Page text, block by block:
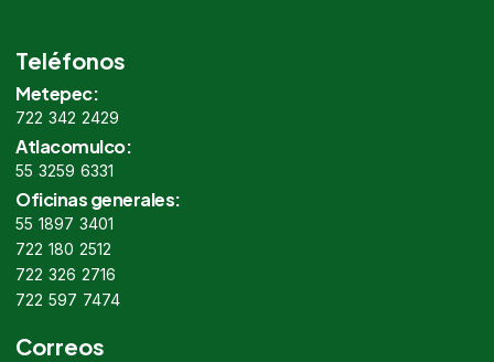
Teléfonos
Metepec:
722 342 2429
Atlacomulco:
55 3259 6331
Oficinas generales:
55 1897 3401
722 180 2512
722 326 2716
722 597 7474
Correos